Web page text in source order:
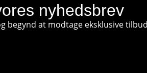
nyhedsbrev
begynd at modtage eksklusive